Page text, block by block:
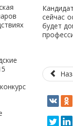
сейчас
будет